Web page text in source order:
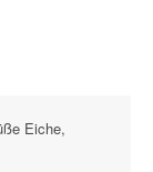
Eiche,